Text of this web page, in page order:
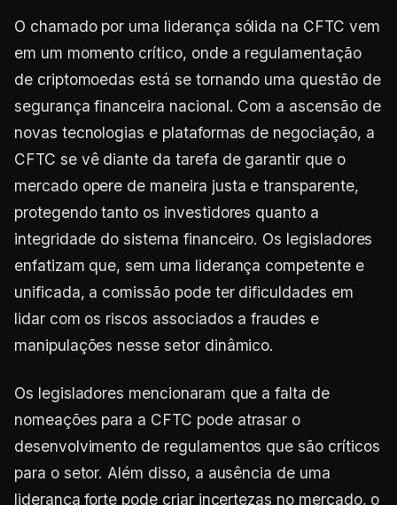
O chamado por uma liderança sólida na CFTC vem
em um momento crítico, onde a regulamentação
de criptomoedas está se tornando uma questão de
segurança financeira nacional. Com a ascensão de
novas tecnologias e plataformas de negociação, a
CFTC se vê diante da tarefa de garantir que o
mercado opere de maneira justa e transparente,
protegendo tanto os investidores quanto a
integridade do sistema financeiro. Os legisladores
enfatizam que, sem uma liderança competente e
unificada, a comissão pode ter dificuldades em
lidar com os riscos associados a fraudes e
manipulações nesse setor dinâmico.
Os legisladores mencionaram que a falta de
nomeações para a CFTC pode atrasar o
desenvolvimento de regulamentos que são críticos
para o setor. Além disso, a ausência de uma
liderança forte pode criar incertezas no mercado, o